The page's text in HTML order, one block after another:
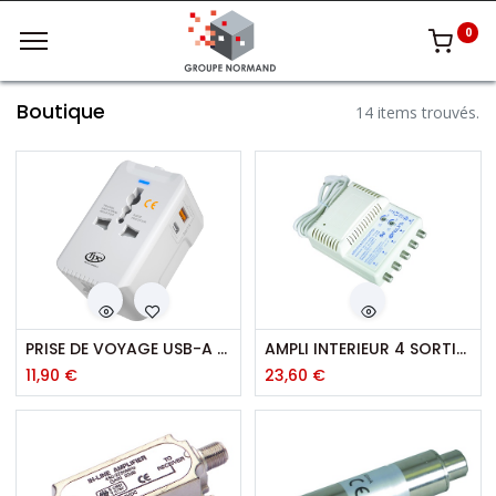
0
Boutique 14 items trouvés.
PRISE DE VOYAGE USB-A ET USB-C
11,90 €
AMPLI INTERIEUR 4 SORTIES "F"
23,60 €